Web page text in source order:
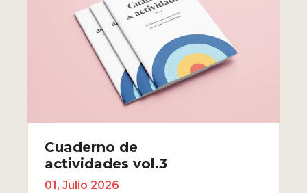
Cuaderno de
actividades vol.3
01, Julio 2026